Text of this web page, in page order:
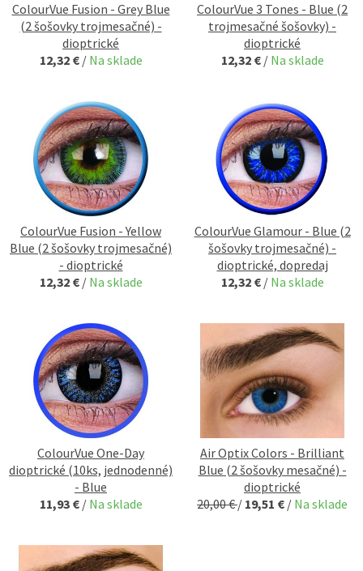
ColourVue Fusion - Grey Blue
(2 šošovky trojmesačné) -
dioptrické
12,32 € / Na sklade
ColourVue 3 Tones - Blue (2
trojmesačné šošovky) -
dioptrické
12,32 € / Na sklade
ColourVue Fusion - Yellow
Blue (2 šošovky trojmesačné)
- dioptrické
12,32 € / Na sklade
ColourVue Glamour - Blue (2
šošovky trojmesačné) -
dioptrické, dopredaj
12,32 € / Na sklade
ColourVue One-Day
dioptrické (10ks, jednodenné)
- Blue
11,93 € / Na sklade
Air Optix Colors - Brilliant
Blue (2 šošovky mesačné) -
dioptrické
20,00 €/ 19,51 € / Na sklade